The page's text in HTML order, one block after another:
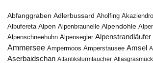
Abfanggraben Adlerbussard Aholfing
Albufereta Alpen Alpenbraunelle Alpendohle
Alpenschneehuhn Alpensegler Alpenstrandläufer
Ammersee Ampermoos Amperstausee Amsel
Aserbaidschan Atlantiksturmtaucher